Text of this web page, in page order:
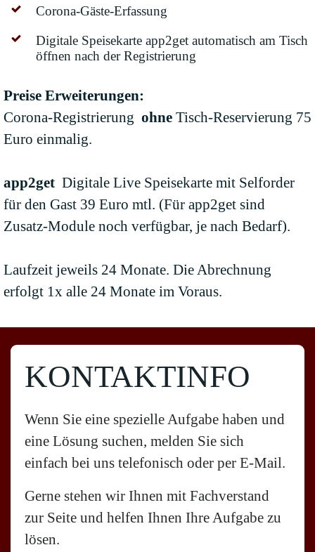
Corona-Gäste-Erfassung
Digitale Speisekarte app2get automatisch am Tisch
öffnen nach der Registrierung
Preise Erweiterungen:
Corona-Registrierung ohne Tisch-Reservierung 75
Euro einmalig.
app2get Digitale Live Speisekarte mit Selforder
für den Gast 39 Euro mtl. (Für app2get sind
Zusatz-Module noch verfügbar, je nach Bedarf).
Laufzeit jeweils 24 Monate. Die Abrechnung
erfolgt 1x alle 24 Monate im Voraus.
KONTAKTINFO
Wenn Sie eine spezielle Aufgabe haben und
eine Lösung suchen, melden Sie sich
einfach bei uns telefonisch oder per E-Mail.
Gerne stehen wir Ihnen mit Fachverstand
zur Seite und helfen Ihnen Ihre Aufgabe zu
lösen.